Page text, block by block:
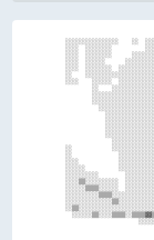
░░░░
░░░░
░░░░  ░░░░░░
░░░░
░░
░░░░    ░░░░░░
░░
░░
░░
░░░░
░░░░░░
░░░░░░░░░░
░░░░▒▒░░░░░░░░░░
░░░░░░▒▒▒▒░░░░░░